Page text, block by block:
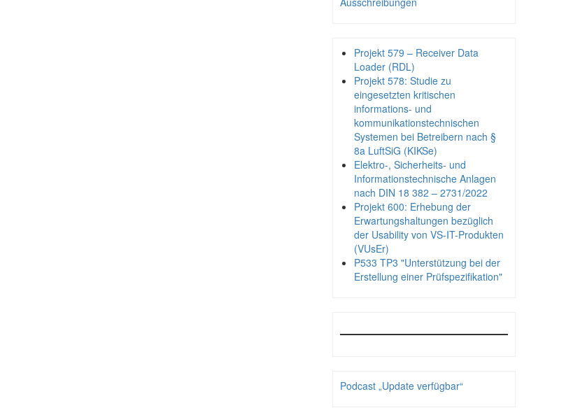
Projekt 579 – Receiver Data
Loader (RDL)
Projekt 578: Studie zu
eingesetzten kritischen
informations- und
kommunikationstechnischen
Systemen bei Betreibern nach §
8a LuftSiG (KIKSe)
Elektro-, Sicherheits- und
Informationstechnische Anlagen
nach DIN 18 382 – 2731/2022
Projekt 600: Erhebung der
Erwartungshaltungen bezüglich
der Usability von VS-IT-Produkten
(VUsEr)
P533 TP3 "Unterstützung bei der
Erstellung einer Prüfspezifikation"
Podcast „Update verfügbar“